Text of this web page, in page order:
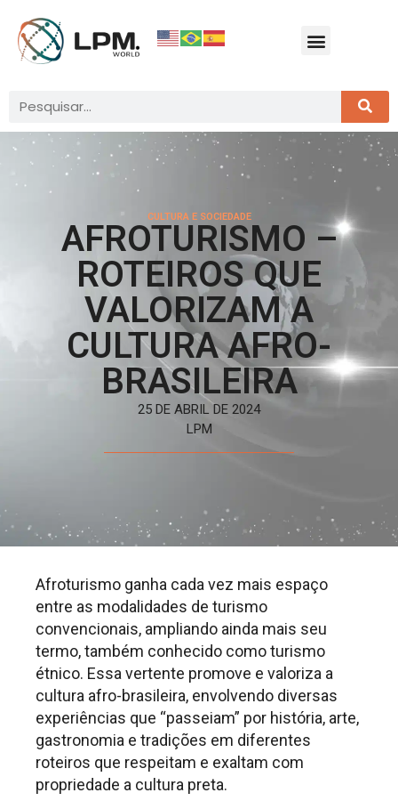
CULTURA E SOCIEDADE
AFROTURISMO –
ROTEIROS QUE
VALORIZAM A
CULTURA AFRO-
BRASILEIRA
25 DE ABRIL DE 2024
LPM
Afroturismo ganha cada vez mais espaço
entre as modalidades de turismo
convencionais, ampliando ainda mais seu
termo, também conhecido como turismo
étnico. Essa vertente promove e valoriza a
cultura afro-brasileira, envolvendo diversas
experiências que “passeiam” por história, arte,
gastronomia e tradições em diferentes
roteiros que respeitam e exaltam com
propriedade a cultura preta.